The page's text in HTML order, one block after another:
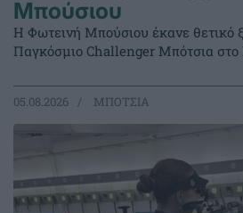
Μπούσιου
Η Φωτεινή Μπούσιου έκανε θετικό
Παγκόσμιο Challenger Μπότσια στο
05.08.2026 ΜΠΟΤΣΙΑ